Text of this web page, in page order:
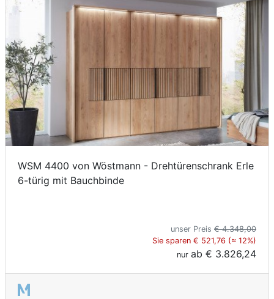
WSM 4400 von Wöstmann - Drehtürenschrank Erle
6-türig mit Bauchbinde
unser Preis € 4.348,00
Sie sparen € 521,76 (≈ 12%)
nur ab € 3.826,24